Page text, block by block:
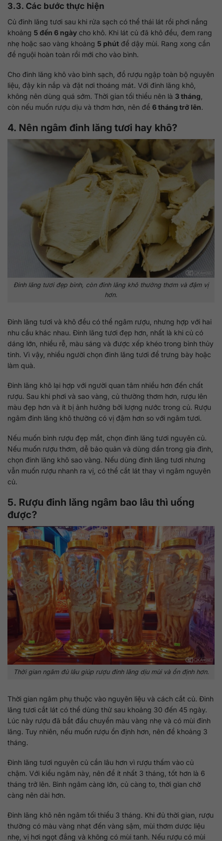
3.3. Các bước thực hiện
Củ đinh lăng tươi sau khi rửa sạch có thể thái lát rồi phơi nắng
khoảng 5 đến 6 ngày cho khô. Khi lát củ đã khô đều, đem rang
nhẹ hoặc sao vàng khoảng 5 phút để dậy mùi. Rang xong cần
để nguội hoàn toàn rồi mới cho vào bình.
Cho đinh lăng khô vào bình sạch, đổ rượu ngập toàn bộ nguyên
liệu, đậy kín nắp và đặt nơi thoáng mát. Với đinh lăng khô,
không nên dùng quá sớm. Thời gian tối thiểu nên là 3 tháng
còn nếu muốn rượu dịu và thơm hơn, nên để 6 tháng trở lên.
4. Nên ngâm đinh lăng tươi hay khô?
Đinh lăng tươi đẹp bình, còn đinh lăng khô thường thơm và đậm vị
hơn.
Đinh lăng tươi và khô đều có thể ngâm rượu, nhưng hợp với hai
nhu cầu khác nhau. Đinh lăng tươi đẹp hơn, nhất là khi củ có
dáng lớn, nhiều rễ, màu sáng và được xếp khéo trong bình thủy
tinh. Vì vậy, nhiều người chọn đinh lăng tươi để trưng bày hoặc
làm quà.
Đinh lăng khô lại hợp với người quan tâm nhiều hơn đến chất
rượu. Sau khi phơi và sao vàng, củ thường thơm hơn, rượu lên
màu đẹp hơn và ít bị ảnh hưởng bởi lượng nước trong củ. Rượu
ngâm đinh lăng khô thường có vị đậm hơn so với ngâm tươi.
Nếu muốn bình rượu đẹp mắt, chọn đinh lăng tươi nguyên củ.
Nếu muốn rượu thơm, dễ bảo quản và dùng dần trong gia đình,
chọn đinh lăng khô sao vàng. Nếu dùng đinh lăng tươi nhưng
vẫn muốn rượu nhanh ra vị, có thể cắt lát thay vì ngâm nguyên
củ.
5. Rượu đinh lăng ngâm bao lâu thì uống
được?
Thời gian ngâm đủ lâu giúp rượu đinh lăng dịu mùi và ổn định hơn.
Thời gian ngâm phụ thuộc vào nguyên liệu và cách cắt củ. Đinh
lăng tươi cắt lát có thể dùng thử sau khoảng 30 đến 45 ngày.
Lúc này rượu đã bắt đầu chuyển màu vàng nhẹ và có mùi đinh
lăng. Tuy nhiên, nếu muốn rượu ổn định hơn, nên để khoảng 3
tháng.
Đinh lăng tươi nguyên củ cần lâu hơn vì rượu thấm vào củ
chậm. Với kiểu ngâm này, nên để ít nhất 3 tháng, tốt hơn là 6
tháng trở lên. Bình ngâm càng lớn, củ càng to, thời gian chờ
càng nên dài hơn.
Đinh lăng khô nên ngâm tối thiểu 3 tháng. Khi đủ thời gian, rượu
thường có màu vàng nhạt đến vàng sậm, mùi thơm dược liệu
nhẹ, vị hơi ngọt đắng và không có mùi tanh. Nếu rượu có mùi